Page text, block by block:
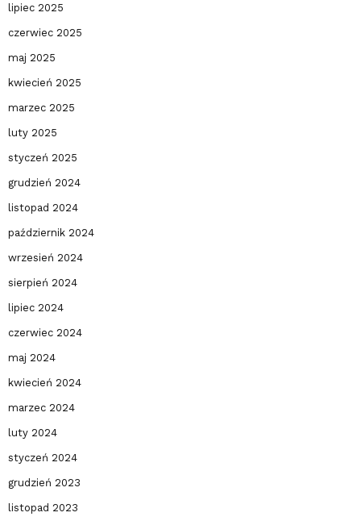
lipiec 2025
czerwiec 2025
maj 2025
kwiecień 2025
marzec 2025
luty 2025
styczeń 2025
grudzień 2024
listopad 2024
październik 2024
wrzesień 2024
sierpień 2024
lipiec 2024
czerwiec 2024
maj 2024
kwiecień 2024
marzec 2024
luty 2024
styczeń 2024
grudzień 2023
listopad 2023